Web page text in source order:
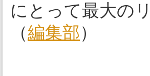
にとって最大の
（編集部）